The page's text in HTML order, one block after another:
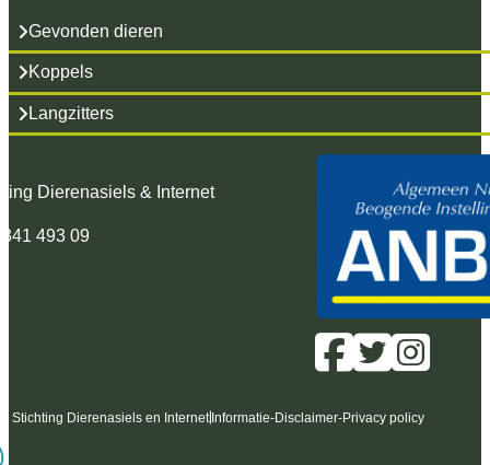
Gevonden dieren
Koppels
Langzitters
Dierenasiels & Internet
493 09
Stichting Dierenasiels en Internet Informatie-Disclaimer-Privacy policy